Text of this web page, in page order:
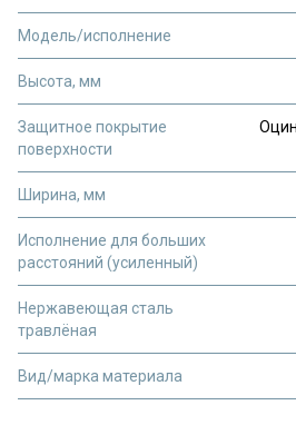
Модель/исполнение
Высота, мм
Защитное покрытие
поверхности
Ширина, мм
Исполнение для больших
расстояний (усиленный)
Нержавеющая сталь
травлёная
Вид/марка материала